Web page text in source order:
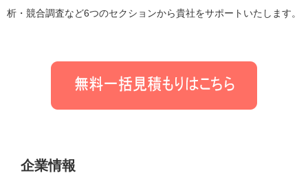
析・競合調査など6つのセクションから貴社をサポートいたします。
企業情報